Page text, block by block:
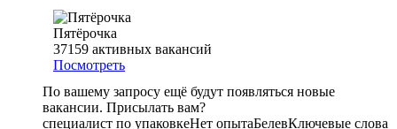
Пятёрочка
37159 активных вакансий
Посмотреть
По вашему запросу ещё будут появляться новые
вакансии. Присылать вам?
специалист по упаковкеНет опытаБелевКлючевые слова